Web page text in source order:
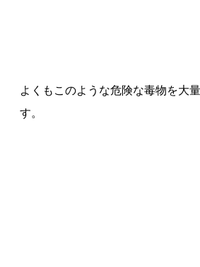
よくもこのような危険な毒物を大
す。